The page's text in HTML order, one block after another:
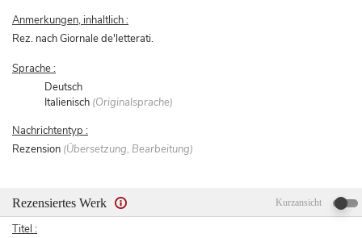
Anmerkungen, inhaltlich :
Rez. nach Giornale de'letterati.
Sprache :
Deutsch
Italienisch (Originalsprache)
Nachrichtentyp :
Rezension (Übersetzung, Bearbeitung)
Rezensiertes Werk Kurzansicht
Titel :